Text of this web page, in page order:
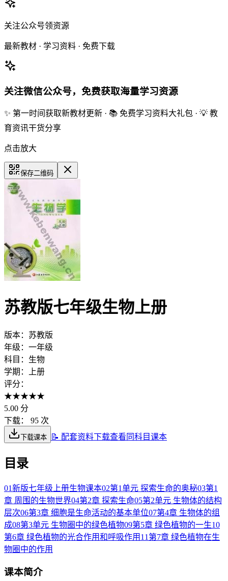
关注公众号领资源
最新教材 · 学习资料 · 免费下载
关注微信公众号，免费获取海量学习资源
✨ 第一时间获取新教材更新 · 📚 免费学习资料大礼包 · 💡 教
育资讯干货分享
点击放大
保存二维码
苏教版七年级生物上册
版本： 苏教版
年级： 一年级
科目： 生物
学期：
上册
评分：
★★★★★
5.00 分
下载：
95 次
下载课本 📝 配套资料下载查看同科目课本
目录
01新版七年级上册生物课本02第1单元 探索生命的奥秘03第1
章 周围的生物世界04第2章 探索生命05第2单元 生物体的结构
层次06第3章 细胞是生命活动的基本单位07第4章 生物体的组
成08第3单元 生物圈中的绿色植物09第5章 绿色植物的一生10
第6章 绿色植物的光合作用和呼吸作用 11 第7章 绿色植物在生
物圈中的作用
课本简介